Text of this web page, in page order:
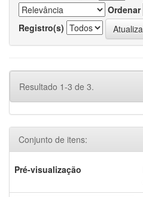
Ordenar
Registro(s)
Resultado 1-3 de 3.
Conjunto de itens:
Pré-visualização